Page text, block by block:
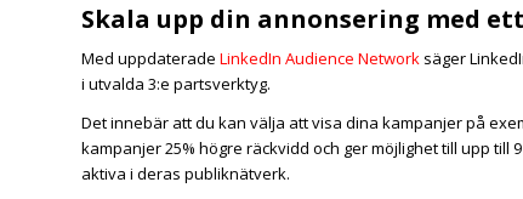
Skala upp din annonsering med
Med uppdaterade LinkedIn Audience Network säger
i utvalda 3:e partsverktyg.
Det innebär att du kan välja att visa dina kampanjer på
kampanjer 25% högre räckvidd och ger möjlighet till upp
aktiva i deras publiknätverk.